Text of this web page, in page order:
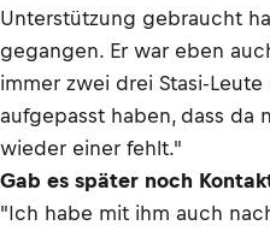
Unterstützung gebraucht
gegangen. Er war eben
immer zwei drei Stasi-
aufgepasst haben, dass da
wieder einer fehlt."
Gab es später noch
"Ich habe mit ihm auch